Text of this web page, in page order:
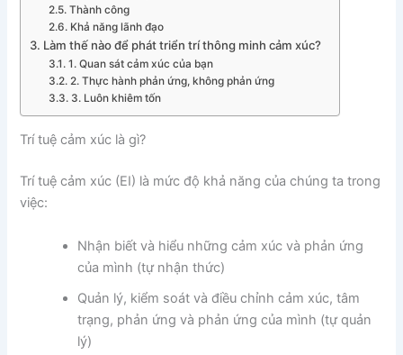
Thành công
Khả năng lãnh đạo
Làm thế nào để phát triển trí thông minh cảm xúc?
1. Quan sát cảm xúc của bạn
2. Thực hành phản ứng, không phản ứng
3. Luôn khiêm tốn
Trí tuệ cảm xúc là gì?
Trí tuệ cảm xúc (EI) là mức độ khả năng của chúng ta trong
việc:
Nhận biết và hiểu những cảm xúc và phản ứng
của mình (tự nhận thức)
Quản lý, kiểm soát và điều chỉnh cảm xúc, tâm
trạng, phản ứng và phản ứng của mình (tự quản
lý)